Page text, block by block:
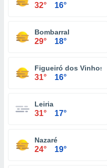
32° 16°
Bombarral
29° 18°
Figueiró dos Vinhos
31° 16°
Leiria
31° 17°
Nazaré
24° 19°